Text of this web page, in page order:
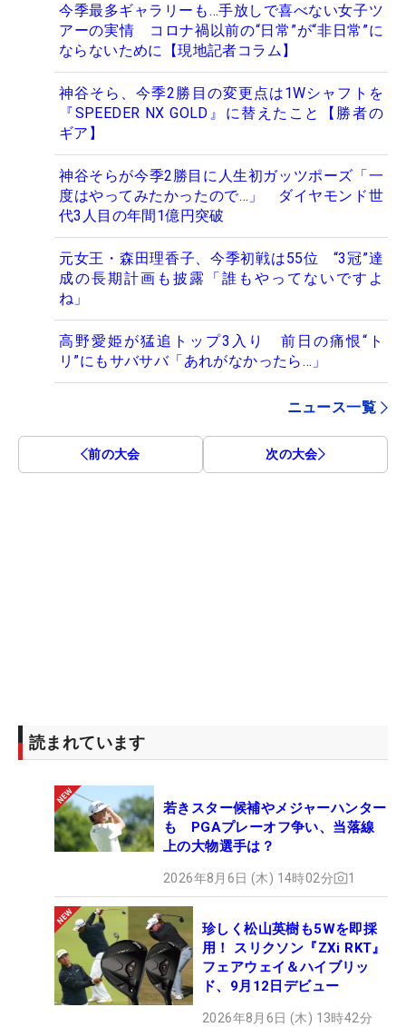
今季最多ギャラリーも…手放しで喜べない女子ツ
アーの実情 コロナ禍以前の“日常”が“非日常”に
ならないために【現地記者コラム】
神谷そら、今季2勝目の変更点は1Wシャフトを
『SPEEDER NX GOLD』に替えたこと【勝者の
ギア】
神谷そらが今季2勝目に人生初ガッツポーズ「一
度はやってみたかったので…」 ダイヤモンド世
代3人目の年間1億円突破
元女王・森田理香子、今季初戦は55位 “3冠”達
成の長期計画も披露「誰もやってないですよ
ね」
高野愛姫が猛追トップ3入り 前日の痛恨“ト
リ”にもサバサバ「あれがなかったら…」
ニュース一覧
前の大会 次の大会
読まれています
若きスター候補やメジャーハンター
も PGAプレーオフ争い、当落線
上の大物選手は？
2026年8月6日 (木) 14時02分 1
珍しく松山英樹も5Wを即採
用！ スリクソン『ZXi RKT』
フェアウェイ＆ハイブリッ
ド、9月12日デビュー
2026年8月6日 (木) 13時42分